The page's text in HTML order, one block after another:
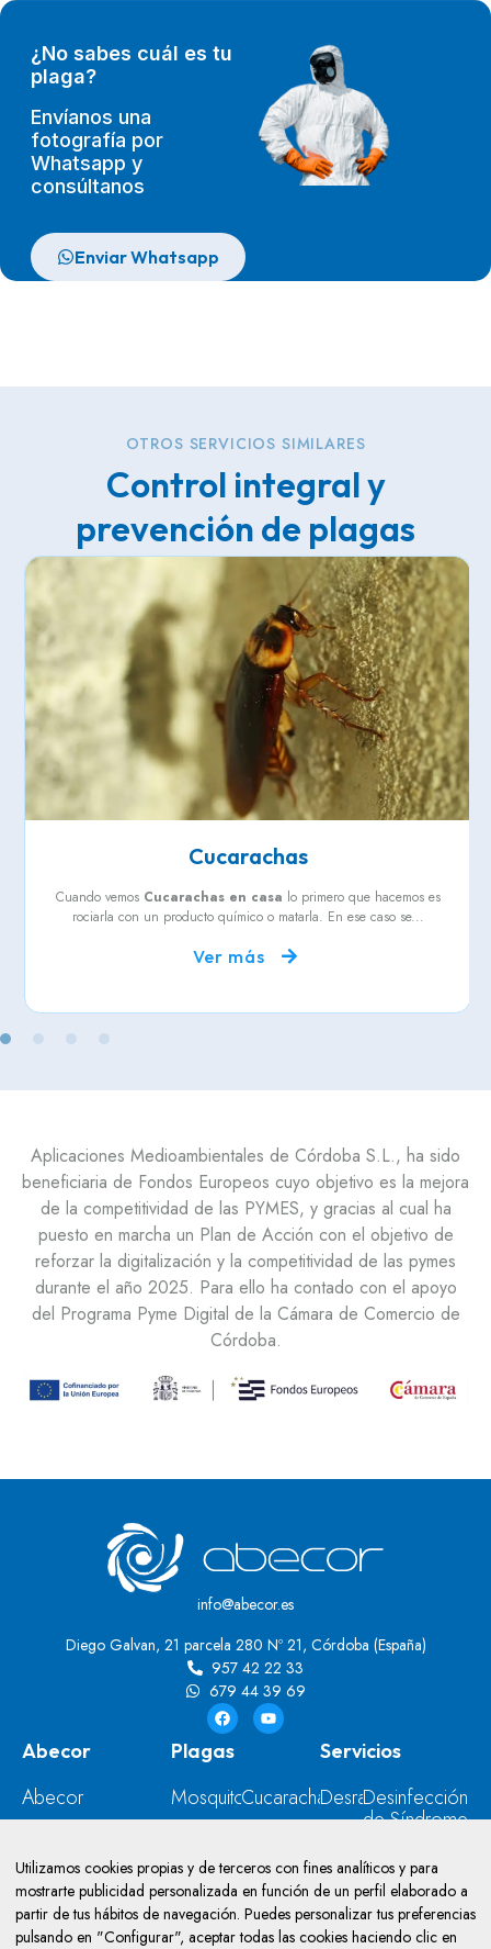
¿No sabes cuál es tu
plaga?
Envíanos una
fotografía por
Whatsapp y
consúltanos
Enviar Whatsapp
OTROS SERVICIOS SIMILARES
Control integral y
prevención de plagas
Cucarachas
Cuando vemos Cucarachas en casa lo primero que hacemos es
rociarla con un producto químico o matarla. En ese caso se...
Ver más
Aplicaciones Medioambientales de Córdoba S.L., ha sido
beneficiaria de Fondos Europeos cuyo objetivo es la mejora
de la competitividad de las PYMES, y gracias al cual ha
puesto en marcha un Plan de Acción con el objetivo de
reforzar la digitalización y la competitividad de las pymes
durante el año 2025. Para ello ha contado con el apoyo
del Programa Pyme Digital de la Cámara de Comercio de
Córdoba.
info@abecor.es
Diego Galvan, 21 parcela 280 Nº 21, Córdoba (España)
957 42 22 33
679 44 39 69
Abecor
Abecor
Blog
Plagas
Mosquitos
Hormigas
Ratones
Insectos
Cucarachas
Palomas
Avispas
Chinches
Servicios
Desratización
Desinfección
Control
de
Desinfección
de Síndrome
Control y
Prevención
de
Legionella
Utilizamos cookies propias y de terceros con fines analíticos y para
mostrarte publicidad personalizada en función de un perfil elaborado a
partir de tus hábitos de navegación. Puedes personalizar tus preferencias
pulsando en "Configurar", aceptar todas las cookies haciendo clic en